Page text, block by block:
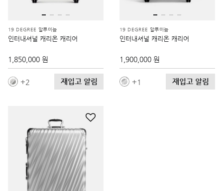
19 DEGREE 알루미늄
인터내셔널 캐리온 캐리어
1,850,000 원
2 재입고 알림
19 DEGREE 알루미늄
인터내셔널 캐리온 캐리어
1,900,000 원
1 재입고 알림